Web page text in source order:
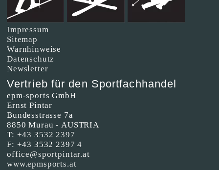
Impressum
Sitemap
Warnhinweise
Datenschutz
Newsletter
Vertrieb für den Sportfachhandel
epm-sports GmbH
Ernst Pintar
Bundesstrasse 7a
8850 Murau - AUSTRIA
T: +43 3532 2397
F: +43 3532 2397 4
office@sportpintar.at
www.epmsports.at